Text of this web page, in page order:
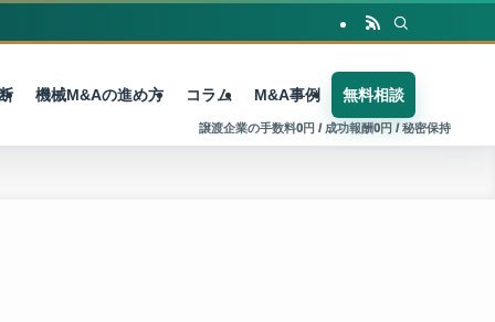
機械M&Aの進め方 コラム M&A事例 無料相談